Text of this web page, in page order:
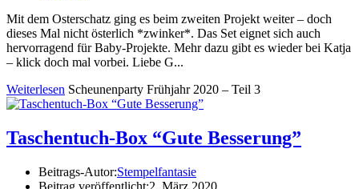
Mit dem Osterschatz ging es beim zweiten Projekt weiter – doch
dieses Mal nicht österlich *zwinker*. Das Set eignet sich auch
hervorragend für Baby-Projekte. Mehr dazu gibt es wieder bei Katja
– klick doch mal vorbei. Liebe G...
Weiterlesen Scheunenparty Frühjahr 2020 – Teil 3
Taschentuch-Box “Gute Besserung”
Beitrags-Autor:Stempelfantasie